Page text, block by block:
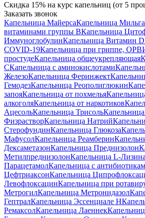
Скидка 15% на курс капельниц (от 5
Заказать звонок
Капельница МайерсаКапельница
витаминами группы BКапельница
ИммуноглобулинКапельница Витамин D
COVID-19Капельница при гриппе,
простудеКапельница общеукрепляющая
CКапельница с аминокислотами
ЖелезоКапельница Феринжект
ГемодезКапельница Реополиглюкин
запояКапельница от похмелья
алкоголяКапельница от наркотиков
АцесольКапельница Трисоль
ФизрастворКапельница Натрий
СтерофундинКапельница Глюкоза
МафусолКапельница Реамберин
ДексаметазонКапельница Преднизолон
МетилпреднизолонКапельница L-
ПарацетамолКапельница с
ЦефтриаксонКапельница
ЛевофлоксацинКапельница при
МетрогилКапельница Метронидазол
ГептралКапельница Эссенциале Н
РемаксолКапельница Лаеннек